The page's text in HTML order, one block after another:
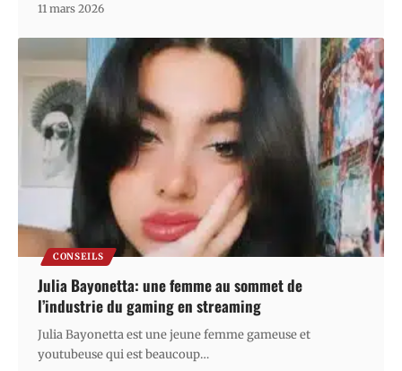
11 mars 2026
CONSEILS
Julia Bayonetta: une femme au sommet de
l’industrie du gaming en streaming
Julia Bayonetta est une jeune femme gameuse et
youtubeuse qui est beaucoup…